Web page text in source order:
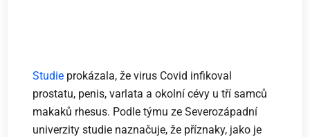
Studie prokázala, že virus Covid infikoval
prostatu, penis, varlata a okolní cévy u tří samců
makaků rhesus. Podle týmu ze Severozápadní
univerzity studie naznačuje, že příznaky, jako je